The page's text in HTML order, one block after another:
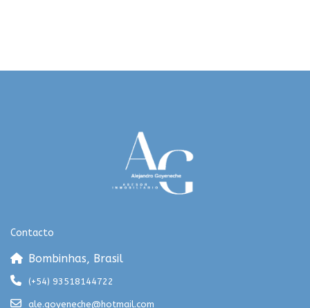
Contacto
Bombinhas, Brasil
(+54) 93518144722
ale.goyeneche@hotmail.com